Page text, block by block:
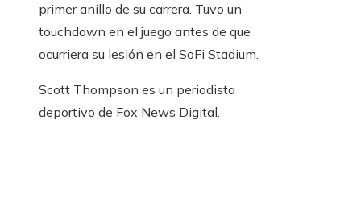
primer anillo de su carrera. Tuvo un
touchdown en el juego antes de que
ocurriera su lesión en el SoFi Stadium.
Scott Thompson es un periodista
deportivo de Fox News Digital.